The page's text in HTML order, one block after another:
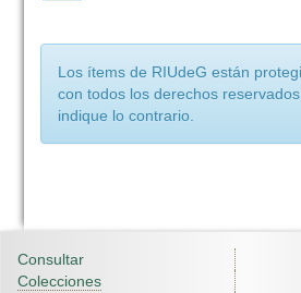
Los ítems de RIUdeG están
con todos los derechos
indique lo contrario.
Consultar
Colecciones